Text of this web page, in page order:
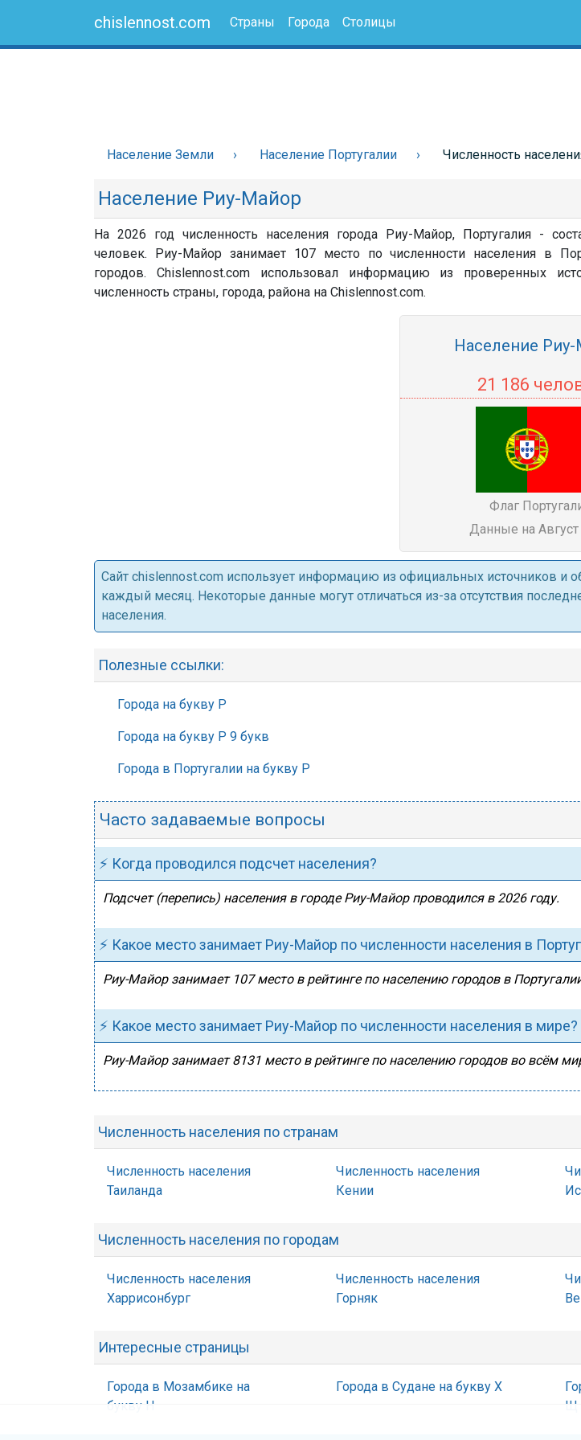
chislennost.com Страны Города Столицы
Население Земли Население Португалии Численность
Население Риу-Майор
На 2026 год численность населения города Риу-Майор, Португалия -
человек. Риу-Майор занимает 107 место по численности населения в
городов. Chislennost.com использовал информацию из проверенных
численность страны, города, района на Chislennost.com.
Население
21 186
Флаг
Данные на Август
Cайт chislennost.com использует информацию из официальных источников и
каждый месяц. Некоторые данные могут отличаться из-за отсутствия
населения.
Полезные ссылки:
Города на букву Р
Города на букву Р 9 букв
Города в Португалии на букву Р
Часто задаваемые вопросы
⚡ Когда проводился подсчет населения?
Подсчет (перепись) населения в городе Риу-Майор проводился в 2026 году.
⚡ Какое место занимает Риу-Майор по численности населения в
Риу-Майор занимает 107 место в рейтинге по населению городов в
⚡ Какое место занимает Риу-Майор по численности населения в мире?
Риу-Майор занимает 8131 место в рейтинге по населению городов во всём
Численность населения по странам
Численность населения
Таиланда
Численность населения
Кении
Численность населения по городам
Численность населения
Харрисонбург
Численность населения
Горняк
Интересные страницы
Города в Мозамбике на
букву Н
Города в Судане на букву Х
Щ